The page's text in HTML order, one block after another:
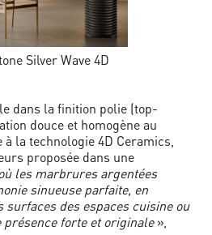
Silver Wave 4D
dans la finition polie (top-
douce et homogène au
la technologie 4D Ceramics,
proposée dans une
les marbrures argentées
sinueuse parfaite, en
des espaces cuisine ou
forte et originale»,